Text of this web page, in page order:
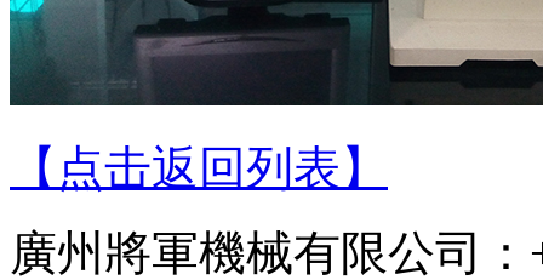
【点击返回列表】
廣州將軍機械有限公司